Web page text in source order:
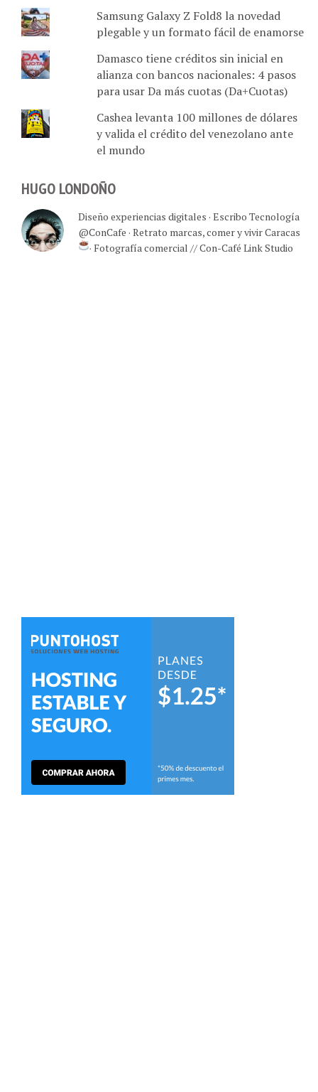
Samsung Galaxy Z Fold8 la novedad
plegable y un formato fácil de enamorse
Damasco tiene créditos sin inicial en
alianza con bancos nacionales: 4 pasos
para usar Da más cuotas (Da+Cuotas)
Cashea levanta 100 millones de dólares
y valida el crédito del venezolano ante
el mundo
HUGO LONDOÑO
Diseño experiencias digitales · Escribo Tecnología
@ConCafe · Retrato marcas, comer y vivir Caracas
· Fotografía comercial // Con-Café Link Studio